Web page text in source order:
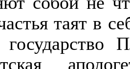
таят в
государство